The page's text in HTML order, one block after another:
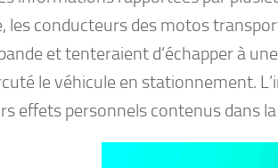
les conducteurs des motos
et tenteraient d’échapper à
le véhicule en stationnement.
effets personnels contenus dans